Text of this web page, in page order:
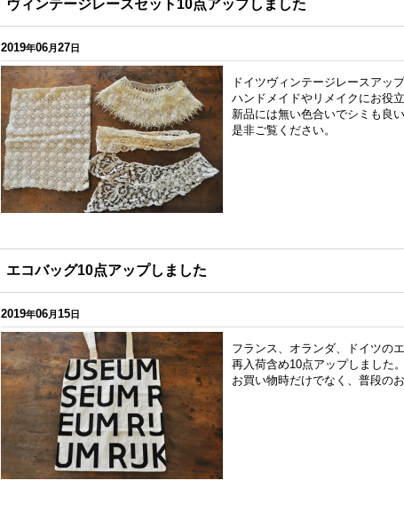
ヴィンテージレースセット10点アップしました
2019年06月27日
ドイツヴィンテージレースアップ
ハンドメイドやリメイクにお役立
新品には無い色合いでシミも良
是非ご覧ください。
エコバッグ10点アップしました
2019年06月15日
フランス、オランダ、ドイツの
再入荷含め10点アップしました。
お買い物時だけでなく、普段の